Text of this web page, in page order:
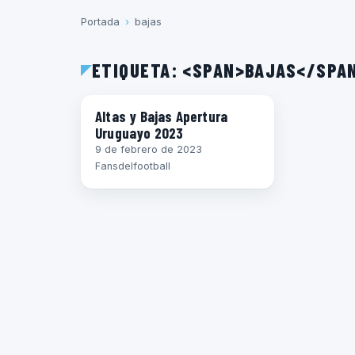
Portada › bajas
ETIQUETA: <SPAN>BAJAS</
FÚTBOL URUGUAYO
Altas y Bajas Apertura
Uruguayo 2023
9 de febrero de 2023
Fansdelfootball